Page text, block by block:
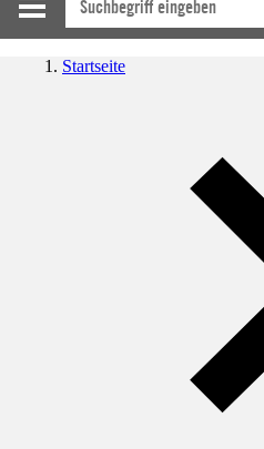
Startseite